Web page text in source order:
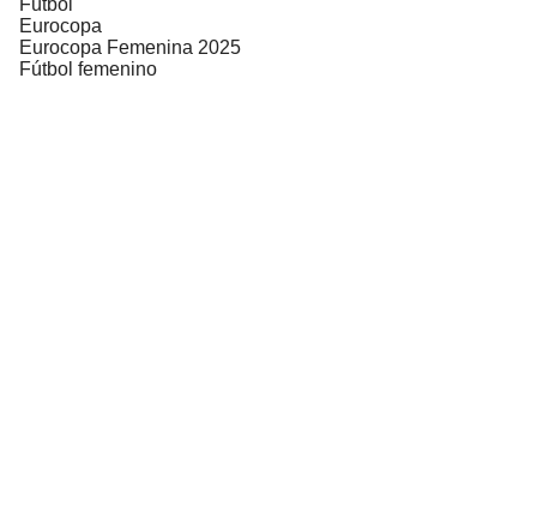
Eurocopa
Eurocopa Femenina 2025
Fútbol femenino